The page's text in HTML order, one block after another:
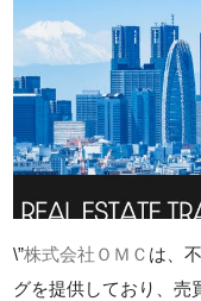
\”株式会社ＯＭＣ は、
グを提供しており、売